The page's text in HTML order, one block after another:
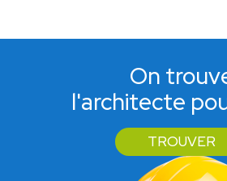
On
l'architecte
TROUVER